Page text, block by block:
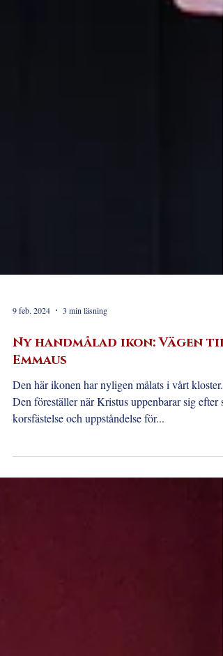
9 feb. 2024 3 min läsning
Ny handmålad ikon: Vägen
Emmaus
Den här ikonen har nyligen målats i vårt kloster.
Den föreställer när Kristus uppenbarar sig efter